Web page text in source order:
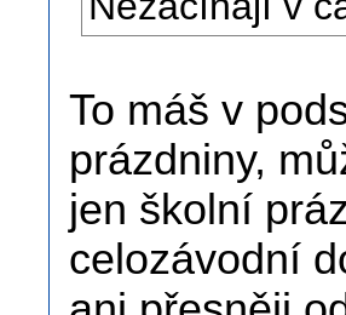
To máš v
prázdniny,
jen školní
celozávodní